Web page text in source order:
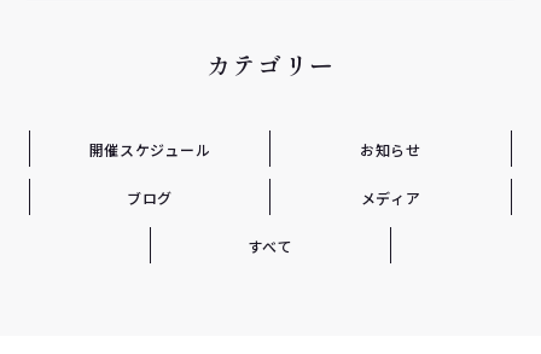
カテゴリー
開催スケジュール お知らせ
ブログ メディア
すべて